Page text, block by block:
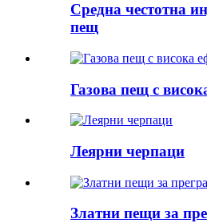
Средна честотна
пещ
Газова пещ с
Леярни черпаци
Златни пещи за